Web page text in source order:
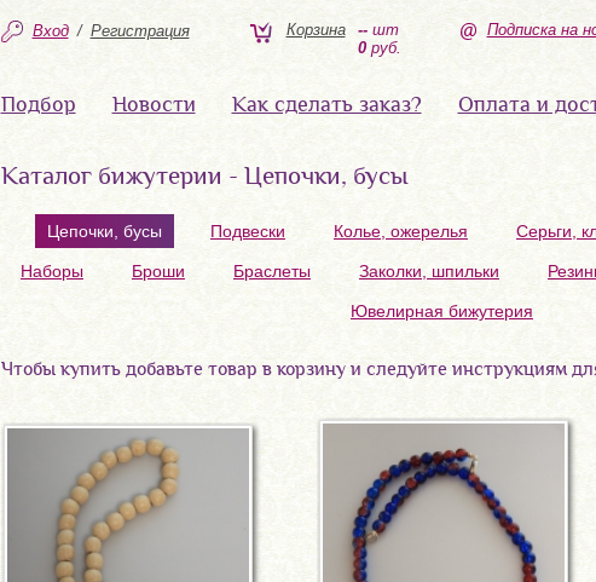
Вход / Регистрация Корзина --шт
0руб.
Подписка на
Подбор Новости Как сделать заказ? Оплата и
Каталог бижутерии - Цепочки, бусы
Цепочки, бусы Подвески Колье, ожерелья Серьги,
Наборы Броши Браслеты Заколки, шпильки
Ювелирная бижутерия
Чтобы купить добавьте товар в корзину и следуйте инструкциям